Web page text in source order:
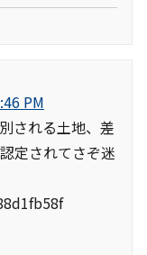
PM
される土地、差
定されてさぞ迷